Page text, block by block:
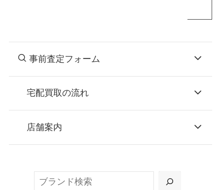
事前査定フォーム
宅配買取の流れ
お申込み
店舗案内